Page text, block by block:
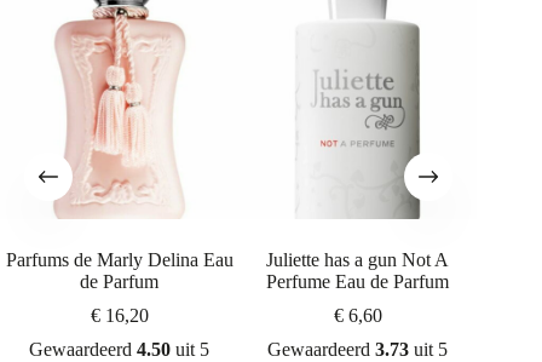
Parfums de Marly Delina Eau
de Parfum
€16,20
Gewaardeerd4.50 uit 5
Juliette has a gun Not A
Perfume Eau de Parfum
€6,60
Gewaardeerd3.73 uit 5